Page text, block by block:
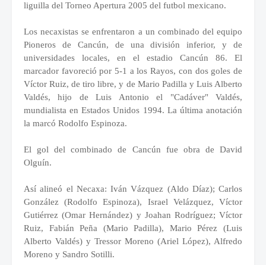
liguilla del Torneo Apertura 2005 del futbol mexicano.
Los necaxistas se enfrentaron a un combinado del equipo
Pioneros de Cancún, de una división inferior, y de
universidades locales, en el estadio Cancún 86. El
marcador favoreció por 5-1 a los Rayos, con dos goles de
Víctor Ruiz, de tiro libre, y de Mario Padilla y Luis Alberto
Valdés, hijo de Luis Antonio el "Cadáver" Valdés,
mundialista en Estados Unidos 1994. La última anotación
la marcó Rodolfo Espinoza.
El gol del combinado de Cancún fue obra de David
Olguín.
Así alineó el Necaxa: Iván Vázquez (Aldo Díaz); Carlos
González (Rodolfo Espinoza), Israel Velázquez, Víctor
Gutiérrez (Omar Hernández) y Joahan Rodríguez; Víctor
Ruiz, Fabián Peña (Mario Padilla), Mario Pérez (Luis
Alberto Valdés) y Tressor Moreno (Ariel López), Alfredo
Moreno y Sandro Sotilli.